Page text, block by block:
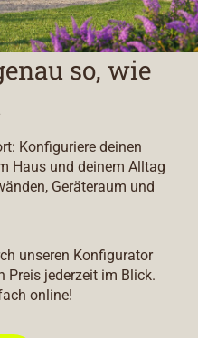
so, wie
Konfiguriere deinen
Haus und deinem Alltag
Geräteraum und
unseren Konfigurator
Preis jederzeit im Blick.
online!